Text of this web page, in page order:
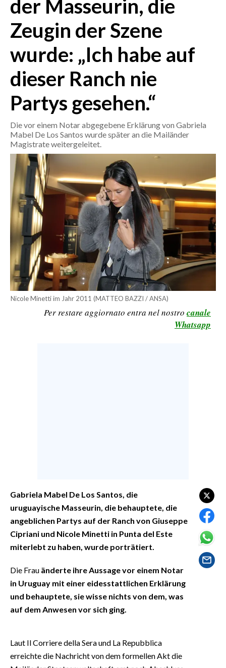
CRONACA
ITALIA
MONDO
POLITICA
ECONOMIA
SERVIZI ALLE IMPRESE
LAVORO
BANDI
SPORT IN SARDEGNA
SPORT
RISULTATI E CLASSIFICHE
CALCIO
CALCIO REGIONALE
BASKET
VOLLEY
MOTORI
INSULARITÀ
ABBONATI
ANNUNCI
PUBBLICITÀ
SPIAGGE
der Masseurin, die
Zeugin der Szene
wurde: „Ich habe auf
dieser Ranch nie
Partys gesehen.“
Die vor einem Notar abgegebene Erklärung von Gabriela
Mabel De Los Santos wurde später an die Mailänder
Magistrate weitergeleitet.
Nicole Minetti im Jahr 2011 (MATTEO BAZZI / ANSA)
Per restare aggiornato entra nel nostro canale
Whatsapp
Gabriela Mabel De Los Santos, die
uruguayische Masseurin, die behauptete, die
angeblichen Partys auf der Ranch von Giuseppe
Cipriani und Nicole Minetti in Punta del Este
miterlebt zu haben, wurde porträtiert.
Die Frau änderte ihre Aussage vor einem Notar
in Uruguay mit einer eidesstattlichen Erklärung
und behauptete, sie wisse nichts von dem, was
auf dem Anwesen vor sich ging.
Laut Il Corriere della Sera und La Repubblica
erreichte die Nachricht von dem formellen Akt die